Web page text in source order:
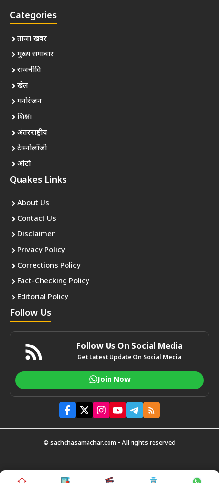
Categories
ताजा खबर
मुख्य समाचार
राजनीति
खेल
मनोरंजन
शिक्षा
अंतरराष्ट्रीय
टेक्नोलॉजी
ऑटो
Quakes Links
About Us
Contact Us
Disclaimer
Privacy Policy
Corrections Policy
Fact-Checking Policy
Editorial Policy
Follow Us
Follow Us On Social Media
Get Latest Update On Social Media
Join Now
© sachchasamachar.com • All rights reserved